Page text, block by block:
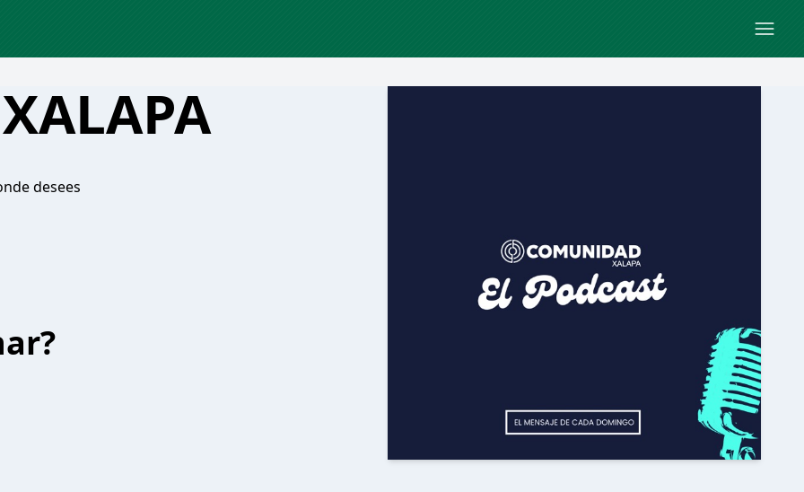
desees